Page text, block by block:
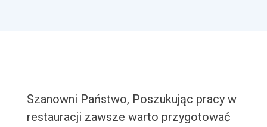
Szanowni Państwo, Poszukując pracy w
restauracji zawsze warto przygotować